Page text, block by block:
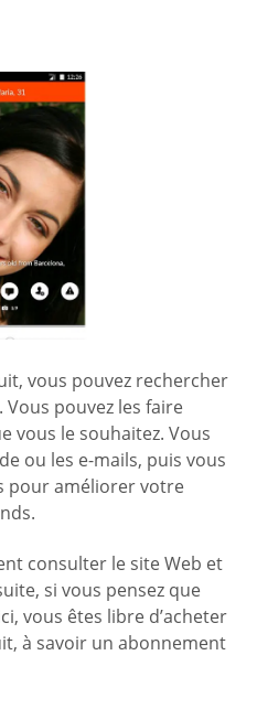
vous pouvez rechercher
pouvez les faire
vous le souhaitez. Vous
ou les e-mails, puis vous
pour améliorer votre
consulter le site Web et
si vous pensez que
vous êtes libre d’acheter
à savoir un abonnement